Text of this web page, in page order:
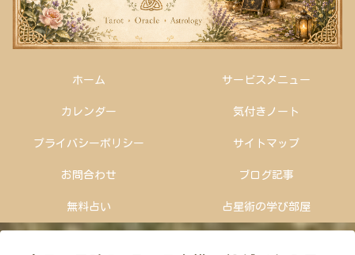
ホーム サービスメニュー
カレンダー 気付きノート
プライバシーポリシー サイトマップ
お問合わせ ブログ記事
無料占い 占星術の学び部屋